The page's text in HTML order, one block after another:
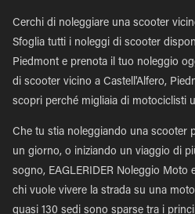
Cerchi di noleggiare una scooter
Sfoglia tutti i noleggi di scooter
Piedmont e prenota il tuo noleggio
di scooter vicino a Castell'Alfero,
scopri perché migliaia di motociclisti
Che tu stia noleggiando una scooter
un giorno, o iniziando un viaggio di
sogno, EAGLERIDER Noleggio Moto
chi vuole vivere la strada su una
quasi 130 sedi sono sparse tra i